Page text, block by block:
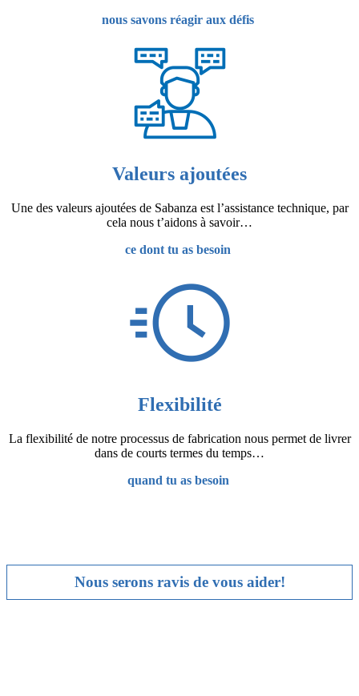
nous savons réagir aux défis
Valeurs ajoutées
Une des valeurs ajoutées de Sabanza est l’assistance technique, par
cela nous t’aidons à savoir…
ce dont tu as besoin
Flexibilité
La flexibilité de notre processus de fabrication nous permet de livrer
dans de courts termes du temps…
quand tu as besoin
Nous serons ravis de vous aider!